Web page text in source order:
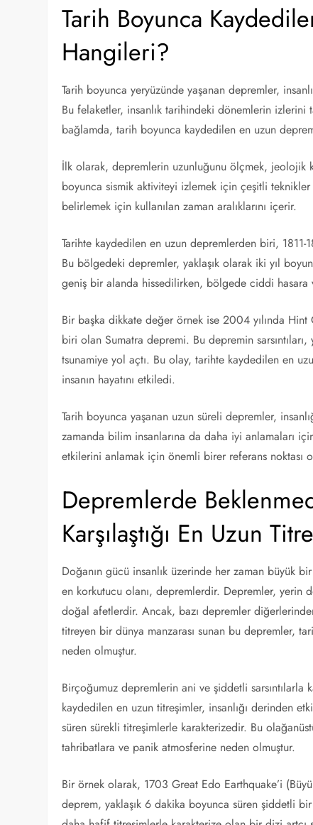
Tarih Boyunca
Hangileri?
Tarih boyunca yeryüzünde yaşanan depremler,
Bu felaketler, insanlık tarihindeki dönemlerin izlerini
bağlamda, tarih boyunca kaydedilen en uzun
İlk olarak, depremlerin uzunluğunu ölçmek, jeolojik
boyunca sismik aktiviteyi izlemek için çeşitli
belirlemek için kullanılan zaman aralıklarını içerir.
Tarihte kaydedilen en uzun depremlerden biri, 1811-
Bu bölgedeki depremler, yaklaşık olarak iki yıl
geniş bir alanda hissedilirken, bölgede ciddi hasara
Bir başka dikkate değer örnek ise 2004 yılında
biri olan Sumatra depremi. Bu depremin
tsunamiye yol açtı. Bu olay, tarihte kaydedilen en
insanın hayatını etkiledi.
Tarih boyunca yaşanan uzun süreli depremler,
zamanda bilim insanlarına da daha iyi anlamaları
etkilerini anlamak için önemli birer referans noktası
Depremlerde
Karşılaştığı En Uzun
Doğanın gücü insanlık üzerinde her zaman büyük
en korkutucu olanı, depremlerdir. Depremler, yerin
doğal afetlerdir. Ancak, bazı depremler
titreyen bir dünya manzarası sunan bu depremler,
neden olmuştur.
Birçoğumuz depremlerin ani ve şiddetli
kaydedilen en uzun titreşimler, insanlığı derinden
süren sürekli titreşimlerle karakterizedir. Bu
tahribatlara ve panik atmosferine neden olmuştur.
Bir örnek olarak, 1703 Great Edo Earthquake’i
deprem, yaklaşık 6 dakika boyunca süren şiddetli